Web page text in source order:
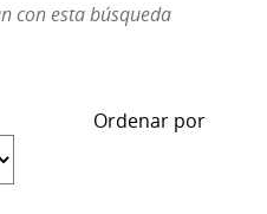
con esta búsqueda
Ordenar por